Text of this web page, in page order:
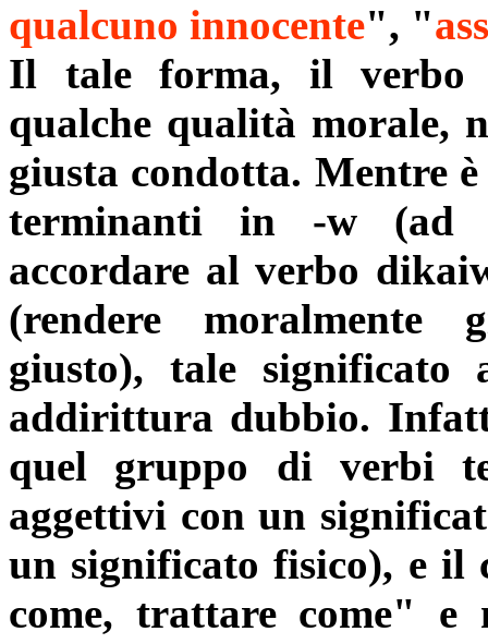
qualcuno innocente", "
Il tale forma, il verbo
qualche qualità morale,
giusta condotta. Mentre
terminanti in -w (ad
accordare al verbo
(rendere moralmente
giusto), tale
addirittura dubbio.
quel gruppo di verbi
aggettivi con un
un significato fisico), e il
come, trattare come" e